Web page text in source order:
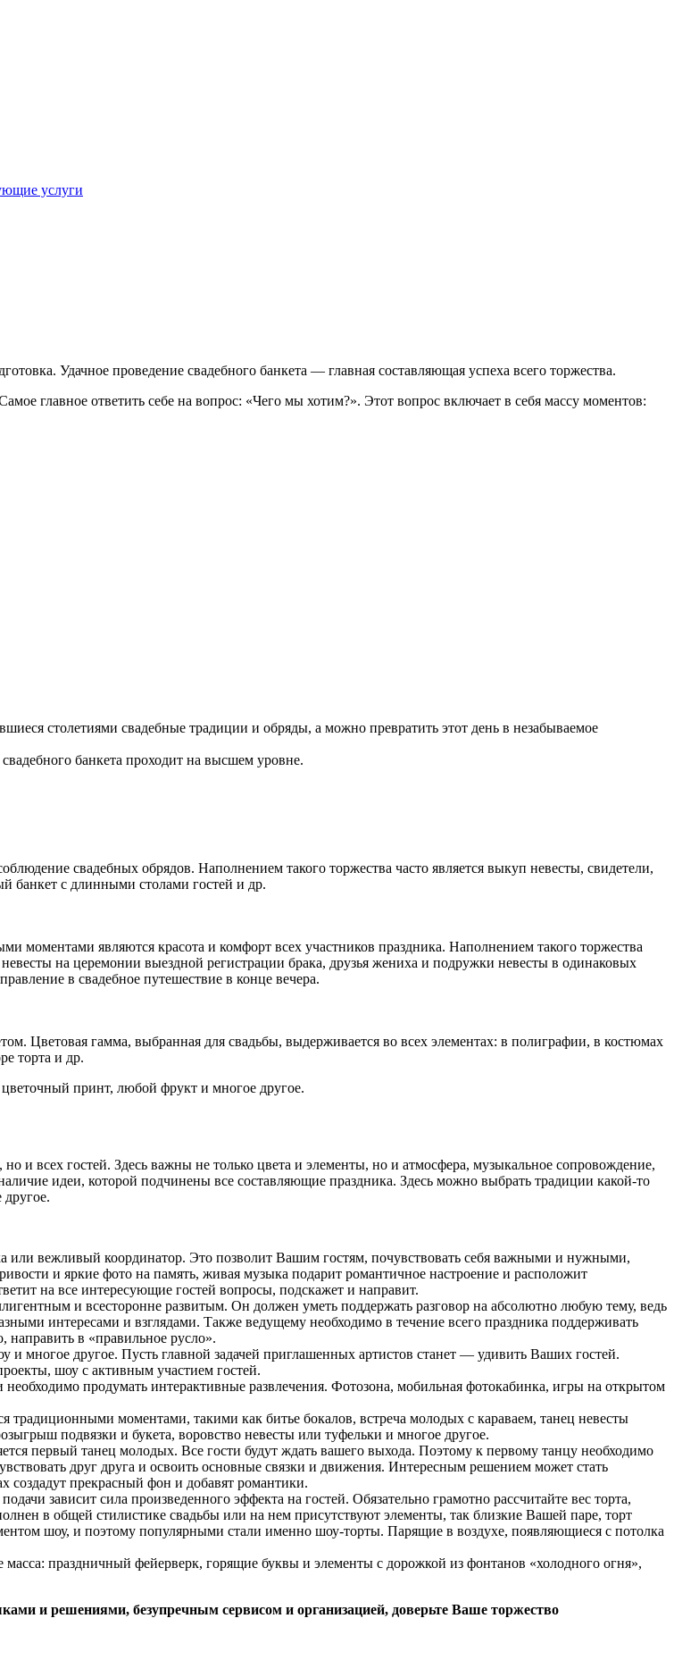
услуги
Удачное проведение свадебного банкета — главная составляющая успеха всего торжества.
главное ответить себе на вопрос: «Чего мы хотим?». Этот вопрос включает в себя массу моментов:
столетиями свадебные традиции и обряды, а можно превратить этот день в незабываемое
банкета проходит на высшем уровне.
свадебных обрядов. Наполнением такого торжества часто является выкуп невесты, свидетели,
банкет с длинными столами гостей и др.
моментами являются красота и комфорт всех участников праздника. Наполнением такого торжества
на церемонии выездной регистрации брака, друзья жениха и подружки невесты в одинаковых
в свадебное путешествие в конце вечера.
Цветовая гамма, выбранная для свадьбы, выдерживается во всех элементах: в полиграфии, в костюмах
торта и др.
принт, любой фрукт и многое другое.
и всех гостей. Здесь важны не только цвета и элементы, но и атмосфера, музыкальное сопровождение,
идеи, которой подчинены все составляющие праздника. Здесь можно выбрать традиции какой-то
или вежливый координатор. Это позволит Вашим гостям, почувствовать себя важными и нужными,
и яркие фото на память, живая музыка подарит романтичное настроение и расположит
на все интересующие гостей вопросы, подскажет и направит.
и всесторонне развитым. Он должен уметь поддержать разговор на абсолютно любую тему, ведь
интересами и взглядами. Также ведущему необходимо в течение всего праздника поддерживать
направить в «правильное русло».
многое другое. Пусть главной задачей приглашенных артистов станет — удивить Ваших гостей.
шоу с активным участием гостей.
продумать интерактивные развлечения. Фотозона, мобильная фотокабинка, игры на открытом
моментами, такими как битье бокалов, встреча молодых с караваем, танец невесты
подвязки и букета, воровство невесты или туфельки и многое другое.
первый танец молодых. Все гости будут ждать вашего выхода. Поэтому к первому танцу необходимо
друг друга и освоить основные связки и движения. Интересным решением может стать
прекрасный фон и добавят романтики.
зависит сила произведенного эффекта на гостей. Обязательно грамотно рассчитайте вес торта,
в общей стилистике свадьбы или на нем присутствуют элементы, так близкие Вашей паре, торт
шоу, и поэтому популярными стали именно шоу-торты. Парящие в воздухе, появляющиеся с потолка
праздничный фейерверк, горящие буквы и элементы с дорожкой из фонтанов «холодного огня»,
и решениями, безупречным сервисом и организацией, доверьте Ваше торжество